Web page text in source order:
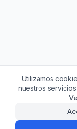
Utilizamos
nuestros